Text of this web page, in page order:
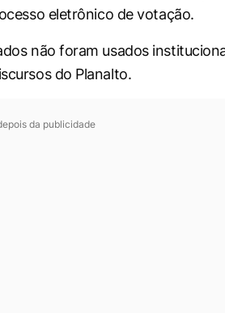
eletrônico de votação.
não foram usados
do Planalto.
da publicidade